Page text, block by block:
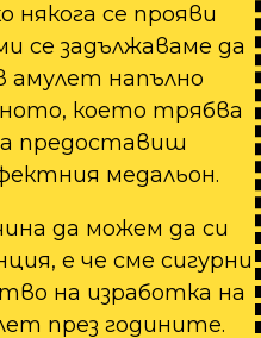
някога се прояви
се задължаваме да
амулет напълно
което трябва
предоставиш
медальон.
да можем да си
е че сме сигурни
на изработка на
през годините.